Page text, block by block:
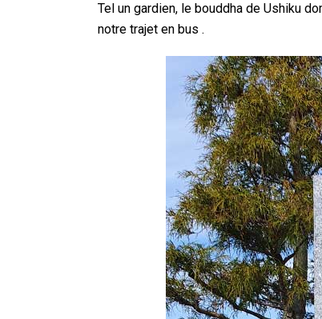
Tel un gardien, le bouddha de Ushiku
notre trajet en bus .